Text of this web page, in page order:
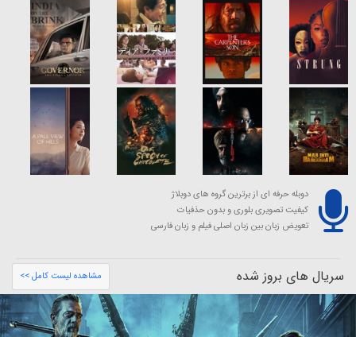
دوبله حرفه ای از برترین گروه های دوبلاژ
کیفیت تصویری بلوری و بدون حذفیات
تعویض زبان بین زبان اصلی فیلم و زبان فارسی
سریال های بروز شده مشاهده لیست کامل >>